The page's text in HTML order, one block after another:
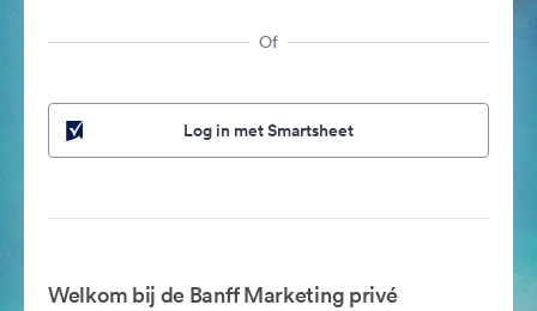
Of
Log in met Smartsheet
Welkom bij de Banff Marketing privé